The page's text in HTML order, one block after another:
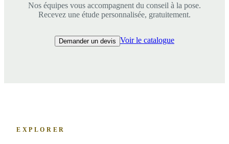
Nos équipes vous accompagnent du conseil à la pose.
Recevez une étude personnalisée, gratuitement.
Demander un devis Voir le catalogue
EXPLORER